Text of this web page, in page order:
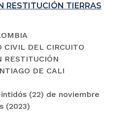
RESTITUCIÓN TIERRAS
CIVIL DEL CIRCUITO
RESTITUCIÓN
DE CALI
(22) de noviembre
(2023)